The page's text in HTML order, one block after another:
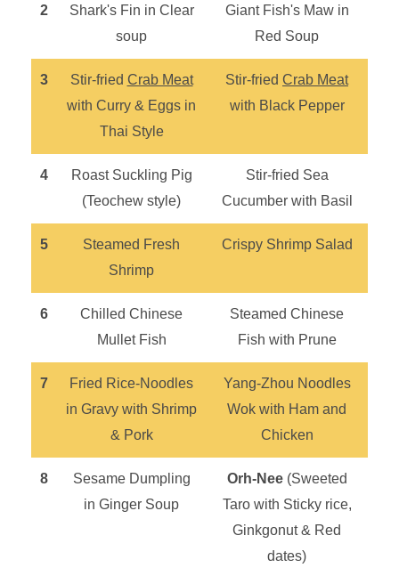
2
Shark's Fin in Clear
soup
Giant Fish's Maw in
Red Soup
3 Stir-fried Crab Meat
with Curry & Eggs in
Thai Style
Stir-fried Crab Meat
with Black Pepper
4
Roast Suckling Pig
(Teochew style)
Stir-fried Sea
Cucumber with Basil
5
Steamed Fresh
Shrimp
Crispy Shrimp Salad
6
Chilled Chinese
Mullet Fish
Steamed Chinese
Fish with Prune
7
Fried Rice-Noodles
in Gravy with Shrimp
& Pork
Yang-Zhou Noodles
Wok with Ham and
Chicken
8
Sesame Dumpling
in Ginger Soup
Orh-Nee(Sweeted
Taro with Sticky rice,
Ginkgonut & Red
dates)